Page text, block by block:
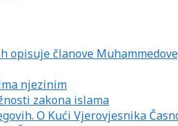
opisuje članove Muhammedove,
njezinim
zakona islama
O Kući Vjerovjesnika